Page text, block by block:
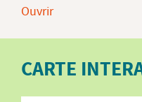
Ouvrir
CARTE